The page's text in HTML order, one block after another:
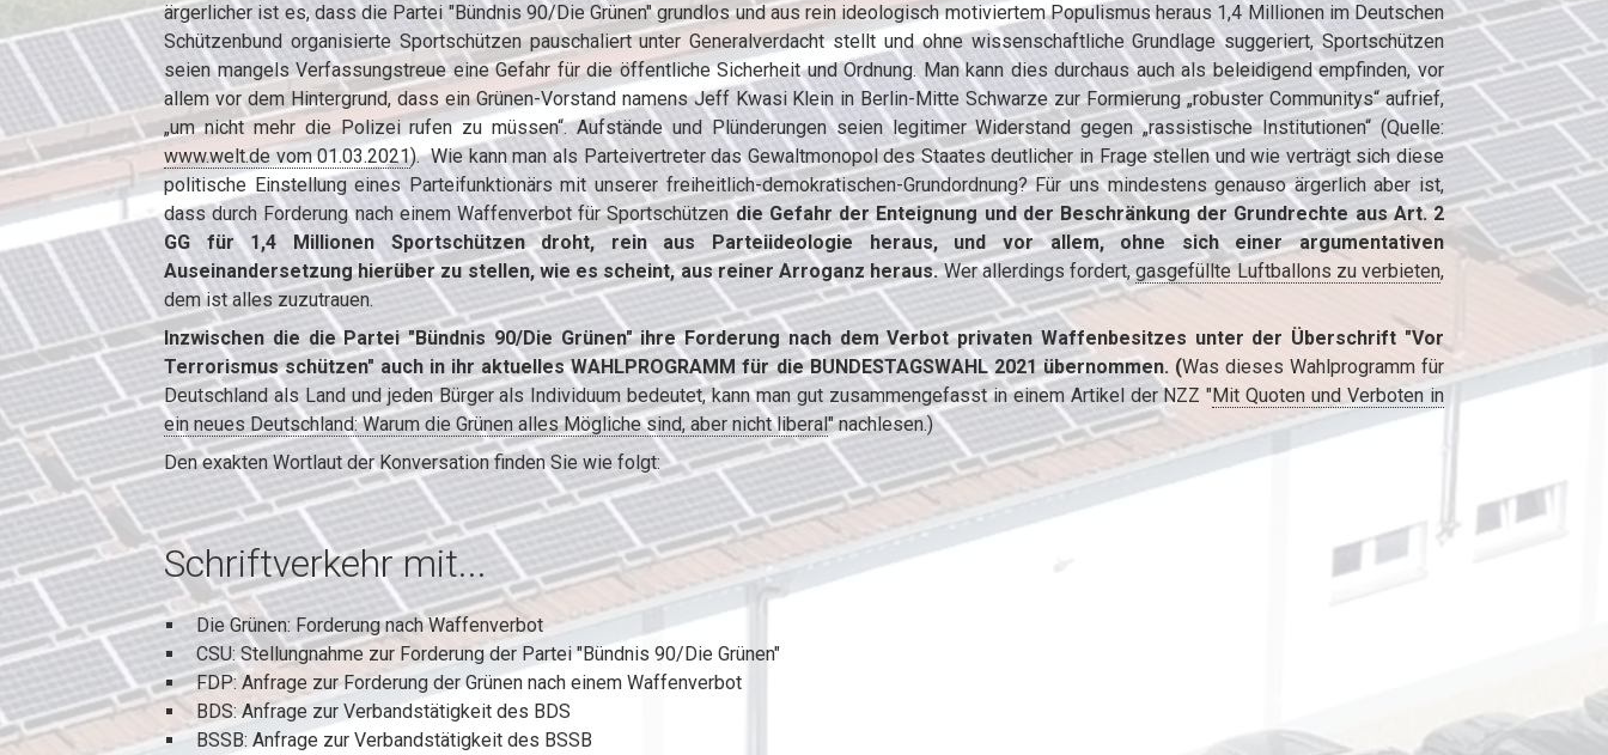
ärgerlicher ist es, dass die Partei "Bündnis 90/Die Grünen" grundlos und aus rein ideologisch motiviertem Populismus heraus 1,4 Millionen im Deutschen
Schützenbund organisierte Sportschützen pauschaliert unter Generalverdacht stellt und ohne wissenschaftliche Grundlage suggeriert, Sportschützen
seien mangels Verfassungstreue eine Gefahr für die öffentliche Sicherheit und Ordnung. Man kann dies durchaus auch als beleidigend empfinden, vor
allem vor dem Hintergrund, dass ein Grünen-Vorstand namens Jeff Kwasi Klein in Berlin-Mitte Schwarze zur Formierung „robuster Communitys“ aufrief,
„um nicht mehr die Polizei rufen zu müssen“. Aufstände und Plünderungen seien legitimer Widerstand gegen „rassistische Institutionen“ (Quelle:
www.welt.de vom 01.03.2021). Wie kann man als Parteivertreter das Gewaltmonopol des Staates deutlicher in Frage stellen und wie verträgt sich diese
politische Einstellung eines Parteifunktionärs mit unserer freiheitlich-demokratischen-Grundordnung? Für uns mindestens genauso ärgerlich aber ist,
dass durch Forderung nach einem Waffenverbot für Sportschützendie Gefahr der Enteignung und der Beschränkung der Grundrechte aus Art. 2
GG für 1,4 Millionen Sportschützen droht, rein aus Parteiideologie heraus, und vor allem, ohne sich einer argumentativen
Auseinandersetzung hierüber zu stellen, wie es scheint, aus reiner Arroganz heraus.Wer allerdings fordert,gasgefüllte Luftballons zu verbieten,
dem ist alles zuzutrauen.
Inzwischen die die Partei "Bündnis 90/Die Grünen" ihre Forderung nach dem Verbot privaten Waffenbesitzes unter der Überschrift "Vor
Terrorismus schützen" auch in ihr aktuelles WAHLPROGRAMM für die BUNDESTAGSWAHL 2021 übernommen. (Was dieses Wahlprogramm für
Deutschland als Land und jeden Bürger als Individuum bedeutet, kann man gut zusammengefasst in einem Artikel der NZZ "Mit Quoten und Verboten in
ein neues Deutschland: Warum die Grünen alles Mögliche sind, aber nicht liberal" nachlesen.)
Den exakten Wortlaut der Konversation finden Sie wie folgt:
Schriftverkehr mit...
Die Grünen: Forderung nach Waffenverbot
CSU: Stellungnahme zur Forderung der Partei "Bündnis 90/Die Grünen"
FDP: Anfrage zur Forderung der Grünen nach einem Waffenverbot
BDS: Anfrage zur Verbandstätigkeit des BDS
BSSB: Anfrage zur Verbandstätigkeit des BSSB